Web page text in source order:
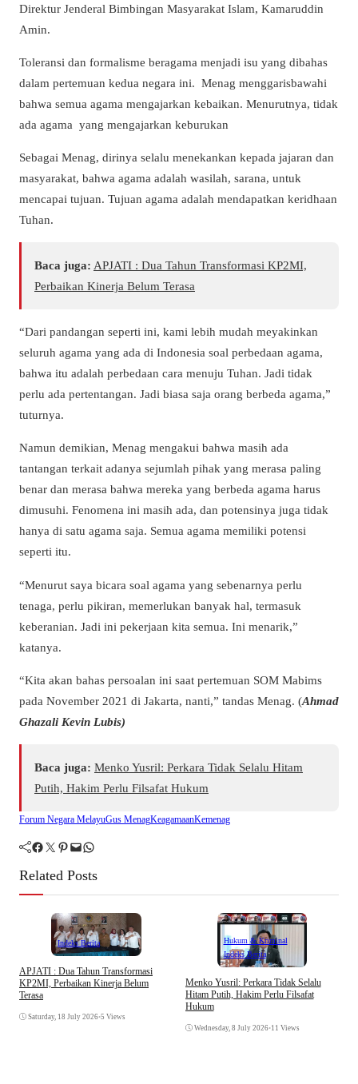
Direktur Jenderal Bimbingan Masyarakat Islam, Kamaruddin
Amin.
Toleransi dan formalisme beragama menjadi isu yang dibahas
dalam pertemuan kedua negara ini. Menag menggarisbawahi
bahwa semua agama mengajarkan kebaikan. Menurutnya, tidak
ada agama yang mengajarkan keburukan
Sebagai Menag, dirinya selalu menekankan kepada jajaran dan
masyarakat, bahwa agama adalah wasilah, sarana, untuk
mencapai tujuan. Tujuan agama adalah mendapatkan keridhaan
Tuhan.
Baca juga: APJATI : Dua Tahun Transformasi KP2MI,
Perbaikan Kinerja Belum Terasa
“Dari pandangan seperti ini, kami lebih mudah meyakinkan
seluruh agama yang ada di Indonesia soal perbedaan agama,
bahwa itu adalah perbedaan cara menuju Tuhan. Jadi tidak
perlu ada pertentangan. Jadi biasa saja orang berbeda agama,”
tuturnya.
Namun demikian, Menag mengakui bahwa masih ada
tantangan terkait adanya sejumlah pihak yang merasa paling
benar dan merasa bahwa mereka yang berbeda agama harus
dimusuhi. Fenomena ini masih ada, dan potensinya juga tidak
hanya di satu agama saja. Semua agama memiliki potensi
seperti itu.
“Menurut saya bicara soal agama yang sebenarnya perlu
tenaga, perlu pikiran, memerlukan banyak hal, termasuk
keberanian. Jadi ini pekerjaan kita semua. Ini menarik,”
katanya.
“Kita akan bahas persoalan ini saat pertemuan SOM Mabims
pada November 2021 di Jakarta, nanti,” tandas Menag. (Ahmad
Ghazali Kevin Lubis)
Baca juga: Menko Yusril: Perkara Tidak Selalu Hitam
Putih, Hakim Perlu Filsafat Hukum
Forum Negara MelayuGus MenagKeagamaanKemenag
Facebook Twitter Pinterest Mail WhatsApp
Related Posts
Indeks Berita
APJATI : Dua Tahun Transformasi
KP2MI, Perbaikan Kinerja Belum
Terasa
Saturday, 18 July 2026•5 Views
Hukum & Kriminal
Indeks Berita
Menko Yusril: Perkara Tidak Selalu
Hitam Putih, Hakim Perlu Filsafat
Hukum
Wednesday, 8 July 2026•11 Views